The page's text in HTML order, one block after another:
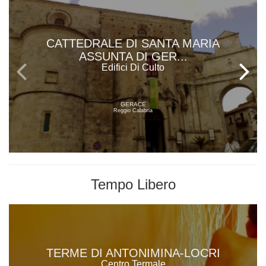
CATTEDRALE DI SANTA MARIA
ASSUNTA DI GER...
Edifici Di Culto
GERACE
Reggio Calabria
Tempo Libero
TERME DI ANTONIMINA-LOCRI
Centro Termale